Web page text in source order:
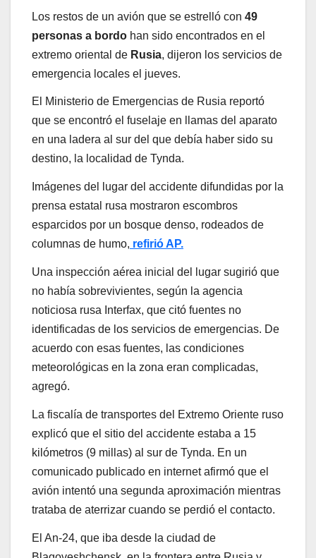
Los restos de un avión que se estrelló con 49
personas a bordo han sido encontrados en el
extremo oriental de Rusia, dijeron los servicios de
emergencia locales el jueves.
El Ministerio de Emergencias de Rusia reportó
que se encontró el fuselaje en llamas del aparato
en una ladera al sur del que debía haber sido su
destino, la localidad de Tynda.
Imágenes del lugar del accidente difundidas por la
prensa estatal rusa mostraron escombros
esparcidos por un bosque denso, rodeados de
columnas de humo, refirió AP.
Una inspección aérea inicial del lugar sugirió que
no había sobrevivientes, según la agencia
noticiosa rusa Interfax, que citó fuentes no
identificadas de los servicios de emergencias. De
acuerdo con esas fuentes, las condiciones
meteorológicas en la zona eran complicadas,
agregó.
La fiscalía de transportes del Extremo Oriente ruso
explicó que el sitio del accidente estaba a 15
kilómetros (9 millas) al sur de Tynda. En un
comunicado publicado en internet afirmó que el
avión intentó una segunda aproximación mientras
trataba de aterrizar cuando se perdió el contacto.
El An-24, que iba desde la ciudad de